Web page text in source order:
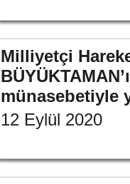
Milliyetçi
münasebetiyle
12 Eylül 2020